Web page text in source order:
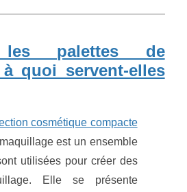
palettes de
quoi servent-elles
cosmétique compacte
est un ensemble
utilisées pour créer des
Elle se présente